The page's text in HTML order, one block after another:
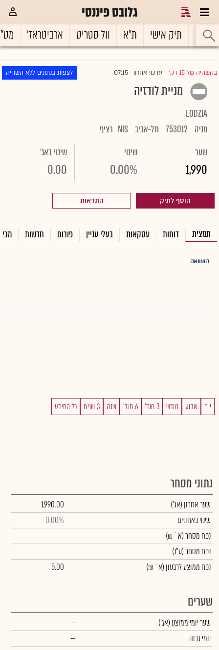
גלובס פיננסי
ראשי תיק אישי ת"א וול סטריט ארביטראז'
בהשהיה של 15 דק' |עדכון אחרון 07:15 לצפות בנתונים ללא השהיה
מניית לודזיה
LODZIA
מניה 753012 תל-אביב NIS רציף
שער
1,990
שינוי
0.00%
שינוי באג'
0.00
הוסף לתיק התראות
תמצית דוחות עסקאות בעלי עניין פורום חדשות
השוואה
יום שבוע חודש 3 חוד' 6 חוד' שנה 3 שנים כל המידע
נתוני מסחר
שער אחרון (אג')
1,990.00
שינוי באחוזים
0.00%
נפח מסחר(א` ₪)
נפח מסחר(ע"נ)
נפח ממוצע לרבעון (א` ₪)
5.00
שערים
שער יומי ממוצע(אג')
--
יומי גבוה
--